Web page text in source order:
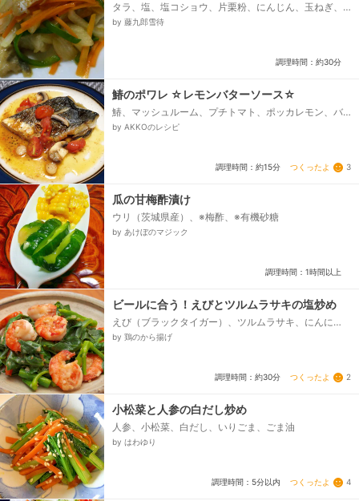
タラ、塩、塩コショウ、片栗粉、にんじん、玉ねぎ、
ピーマン、サラダ油、＊あん＊、水、酒、みりん、醤
by 藤九郎雪待
調理時間：約30分
鰆のポワレ ☆レモンバターソース☆
鰆、マッシュルーム、プチトマト、ポッカレモン、バ
ター、白ワイン、オリーブオイル、にんにく、小麦
by AKKOのレシピ
調理時間：約15分 つくったよ 3
瓜の甘梅酢漬け
ウリ（茨城県産）、※梅酢、※有機砂糖
by あけぼのマジック
調理時間：1時間以上
ビールに合う！えびとツルムラサキの塩炒め
えび（ブラックタイガー）、ツルムラサキ、にんに
く、しょうが、片栗粉、塩、こしょう、レモン汁、ご
by 鶏のから揚げ
調理時間：約30分 つくったよ 2
小松菜と人参の白だし炒め
人参、小松菜、白だし、いりごま、ごま油
by はわゆり
調理時間：5分以内 つくったよ 4